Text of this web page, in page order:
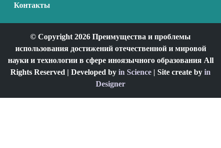
Контакты
© Copyright 2026 Преимущества и проблемы
использования достижений отечественной и мировой
науки и технологии в сфере иноязычного образования All
Rights Reserved | Developed by in Science | Site create by in
Designer